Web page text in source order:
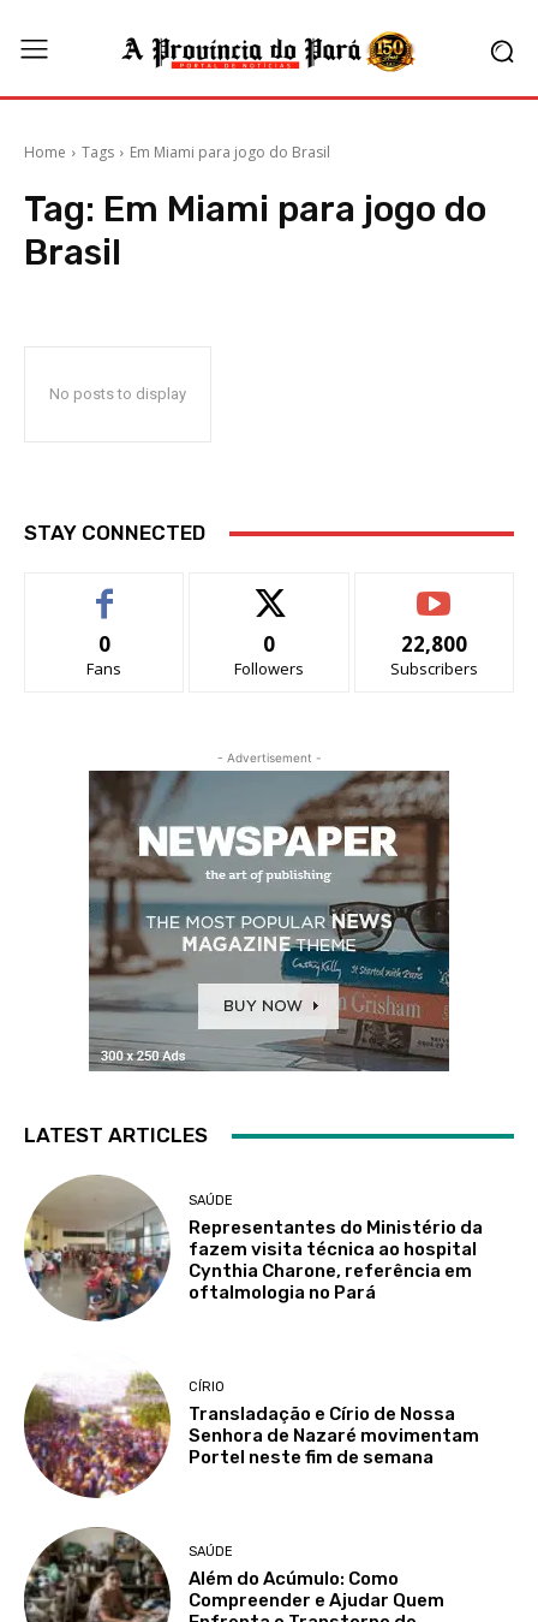
Home Tags Em Miami para jogo do Brasil
Tag: Em Miami para jogo do
Brasil
No posts to display
STAY CONNECTED
0
Fans
0
Followers
22,800
Subscribers
- Advertisement -
LATEST ARTICLES
SAÚDE
Representantes do Ministério da
fazem visita técnica ao hospital
Cynthia Charone, referência em
oftalmologia no Pará
CÍRIO
Transladação e Círio de Nossa
Senhora de Nazaré movimentam
Portel neste fim de semana
SAÚDE
Além do Acúmulo: Como
Compreender e Ajudar Quem